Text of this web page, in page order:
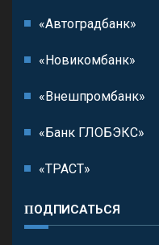
«Автоградбанк»
«Новикомбанк»
«Внешпромбанк»
«Банк ГЛОБЭКС»
«ТРАСТ»
ПОДПИСАТЬСЯ